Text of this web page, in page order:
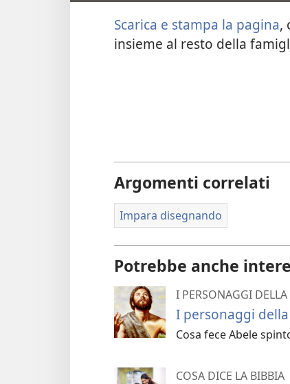
Scarica e stampa la pagina,
insieme al resto della
Argomenti correlati
Impara disegnando
Potrebbe anche
I PERSONAGGI
I personaggi
Cosa fece Abele
COSA DICE LA BIBBIA